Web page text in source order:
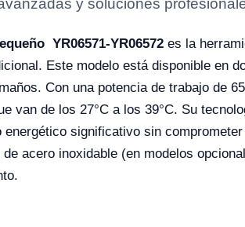
y soluciones
YR06571-YR06572 es la
Este modelo está disponible en
Con una potencia de trabajo de
van de los 27°C a los 39°C. Su
significativo sin
acero inoxidable (en modelos